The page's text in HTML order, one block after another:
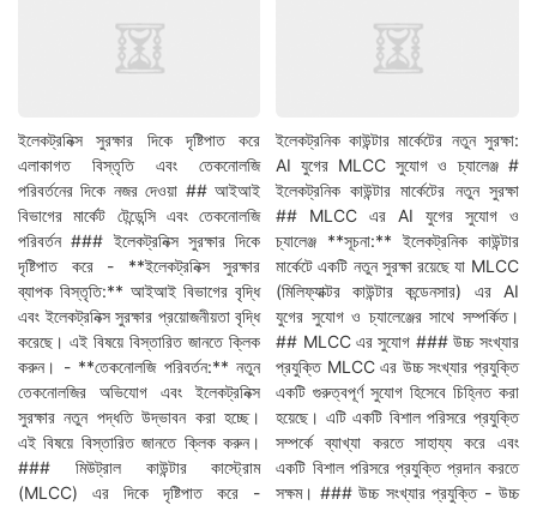
ইলেকট্রনিক্স সুরক্ষার দিকে দৃষ্টিপাত করে
এলাকাগত বিস্তৃতি এবং তেকনোলজি
পরিবর্তনের দিকে নজর দেওয়া ## আইআই
বিভাগের মার্কেট টেন্ডেন্সি এবং তেকনোলজি
পরিবর্তন ### ইলেকট্রনিক্স সুরক্ষার দিকে
দৃষ্টিপাত করে - **ইলেকট্রনিক্স সুরক্ষার
ব্যাপক বিস্তৃতি:** আইআই বিভাগের বৃদ্ধি
এবং ইলেকট্রনিক্স সুরক্ষার প্রয়োজনীয়তা বৃদ্ধি
করেছে। এই বিষয়ে বিস্তারিত জানতে ক্লিক
করুন। - **তেকনোলজি পরিবর্তন:** নতুন
তেকনোলজির অভিযোগ এবং ইলেকট্রনিক্স
সুরক্ষার নতুন পদ্ধতি উদ্ভাবন করা হচ্ছে।
এই বিষয়ে বিস্তারিত জানতে ক্লিক করুন।
### মিউট্রাল কাউন্টার কাস্ট্রোম
(MLCC) এর দিকে দৃষ্টিপাত করে -
ইলেকট্রনিক কাউন্টার মার্কেটের নতুন সুরক্ষা:
AI যুগের MLCC সুযোগ ও চ্যালেঞ্জ #
ইলেকট্রনিক কাউন্টার মার্কেটের নতুন সুরক্ষা
## MLCC এর AI যুগের সুযোগ ও
চ্যালেঞ্জ **সূচনা:** ইলেকট্রনিক কাউন্টার
মার্কেটে একটি নতুন সুরক্ষা রয়েছে যা MLCC
(মিলিফ্যাক্টর কাউন্টার কন্ডেনসার) এর AI
যুগের সুযোগ ও চ্যালেঞ্জের সাথে সম্পর্কিত।
## MLCC এর সুযোগ ### উচ্চ সংখ্যার
প্রযুক্তি MLCC এর উচ্চ সংখ্যার প্রযুক্তি
একটি গুরুত্বপূর্ণ সুযোগ হিসেবে চিহ্নিত করা
হয়েছে। এটি একটি বিশাল পরিসরে প্রযুক্তি
সম্পর্কে ব্যাখ্যা করতে সাহায্য করে এবং
একটি বিশাল পরিসরে প্রযুক্তি প্রদান করতে
সক্ষম। ### উচ্চ সংখ্যার প্রযুক্তি - উচ্চ